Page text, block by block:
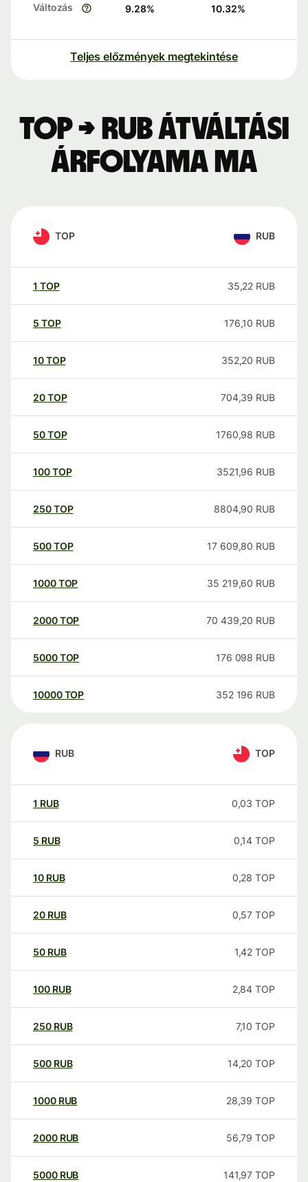
Változás 9.28% 10.32%
Teljes előzmények megtekintése
TOP → RUB átváltási
árfolyama ma
TOP RUB
1 TOP 35,22 RUB
5 TOP 176,10 RUB
10TOP 352,20 RUB
20TOP 704,39 RUB
50TOP 1760,98 RUB
100TOP 3521,96 RUB
250TOP 8804,90 RUB
500TOP 17 609,80 RUB
1000TOP 35 219,60 RUB
2000TOP 70 439,20 RUB
5000TOP 176 098 RUB
10000 TOP 352 196 RUB
RUB TOP
1 RUB 0,03 TOP
5 RUB 0,14 TOP
10 RUB 0,28 TOP
20 RUB 0,57 TOP
50 RUB 1,42 TOP
100 RUB 2,84 TOP
250 RUB 7,10 TOP
500 RUB 14,20 TOP
1000 RUB 28,39 TOP
2000 RUB 56,79 TOP
5000 RUB 141,97 TOP